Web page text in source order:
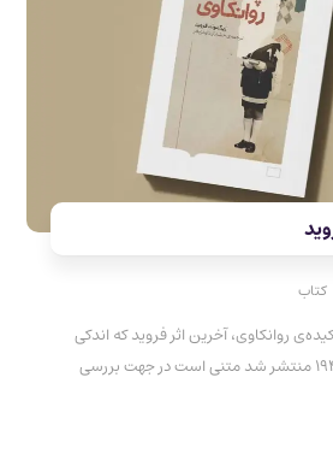
کتاب
روانکاوی، آخرین اثر فروید که اندکی
پس از مرگ وی در سال ۱۹۴۰ منتشر شد متنی است در جهت بررسی